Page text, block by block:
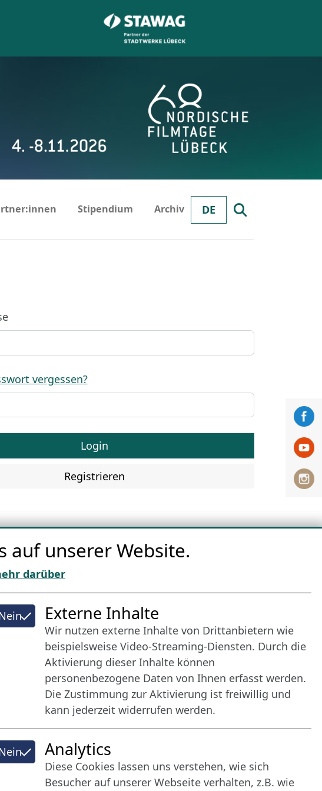
DE
Stipendium Archiv
vergessen?
Login
Registrieren
Internet Partner
auf unserer Website.
darüber
Externe Inhalte
Wir nutzen externe Inhalte von Drittanbietern wie
beispielsweise Video-Streaming-Diensten. Durch die
Aktivierung dieser Inhalte können
personenbezogene Daten von Ihnen erfasst werden.
Die Zustimmung zur Aktivierung ist freiwillig und
kann jederzeit widerrufen werden.
Analytics
Diese Cookies lassen uns verstehen, wie sich
Besucher auf unserer Webseite verhalten, z.B. wie